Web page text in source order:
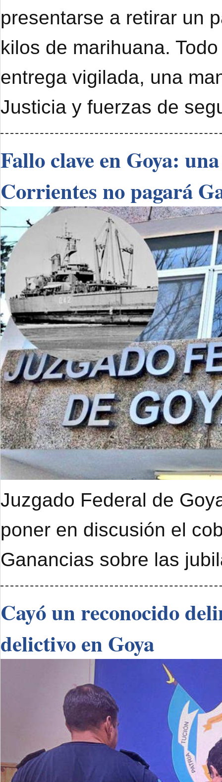
presentarse a retirar un
kilos de marihuana.
entrega vigilada, una
Justicia y fuerzas de
Fallo clave en Goya:
Corrientes no pagará
Juzgado Federal de
poner en discusión el
Ganancias sobre las
Cayó un reconocido
delictivo en Goya